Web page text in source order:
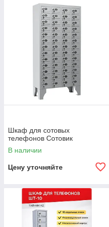
Шкаф для сотовых
телефонов Сотовик
В наличии
Цену уточняйте